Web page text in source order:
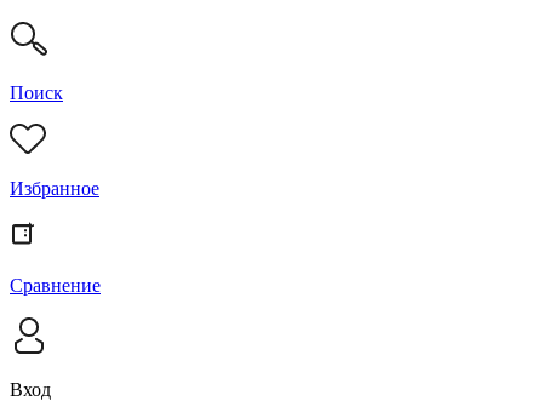
Поиск
Избранное
Сравнение
Вход